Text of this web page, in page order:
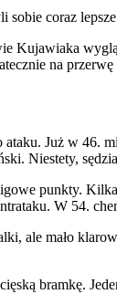
coraz
Kujawiaka
na
Już w 46.
Niestety,
punkty.
W 54.
ale mało
bramkę.